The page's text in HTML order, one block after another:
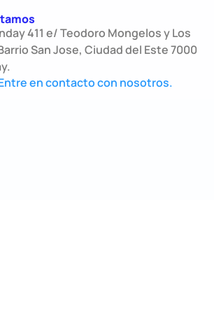
411 e/ Teodoro Mongelos y Los
San Jose, Ciudad del Este 7000
en contacto con nosotros.